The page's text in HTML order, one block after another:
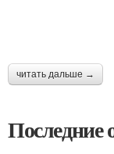
читать дальше →
Последние